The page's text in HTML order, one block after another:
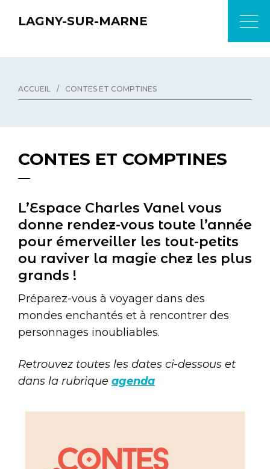
LAGNY-SUR-MARNE
ACCUEIL / CONTES ET COMPTINES
CONTES ET COMPTINES
L’Espace Charles Vanel vous
donne rendez-vous toute l’année
pour émerveiller les tout-petits
ou raviver la magie chez les plus
grands !
Préparez-vous à voyager dans des
mondes enchantés et à rencontrer des
personnages inoubliables.
Retrouvez toutes les dates ci-dessous et
dans la rubrique agenda